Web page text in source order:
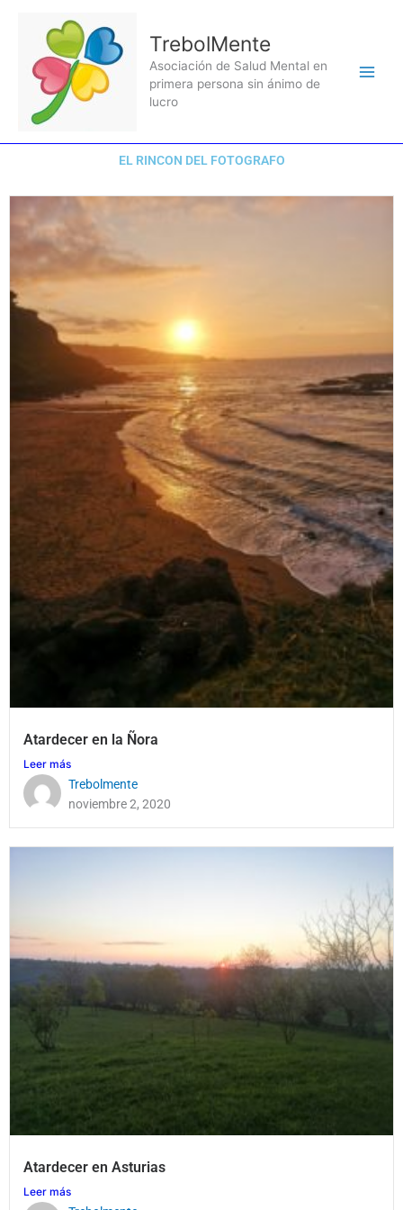
contenido
TrebolMente
Asociación de Salud Mental en
primera persona sin ánimo de
lucro
EL RINCON DEL FOTOGRAFO
Atardecer en la Ñora
Leer más
Trebolmente
noviembre 2, 2020
Atardecer en Asturias
Leer más